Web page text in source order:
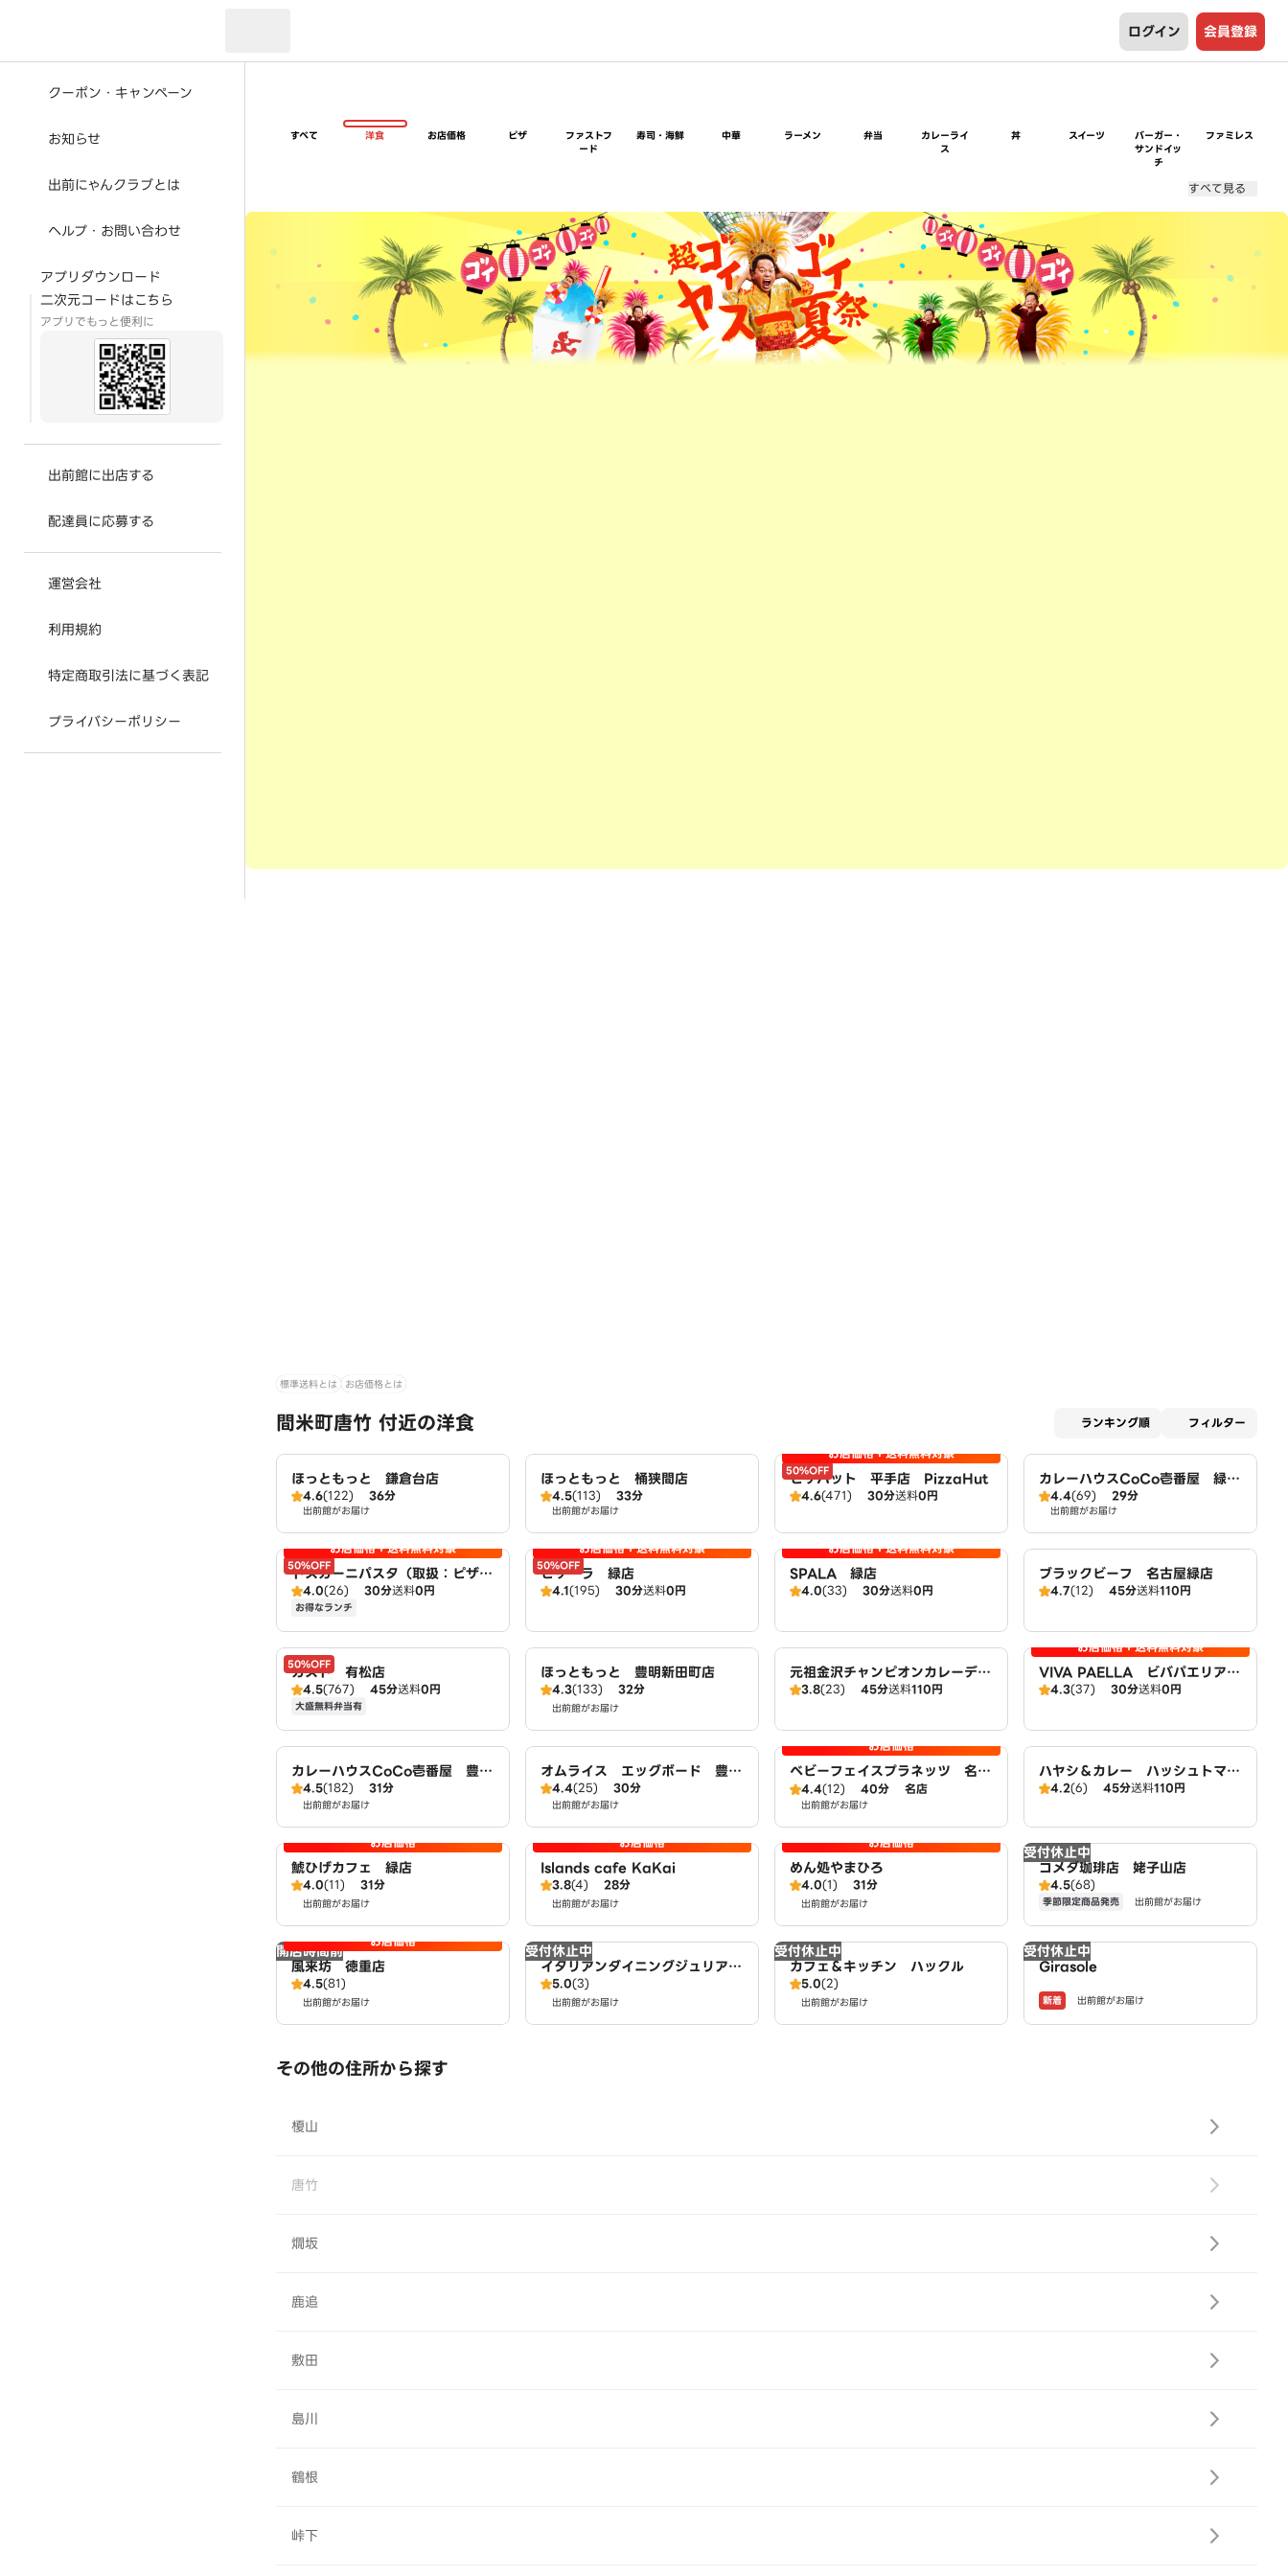
ログイン 会員登録
クーポン・キャンペーン
お知らせ
出前にゃんクラブとは
ヘルプ・お問い合わせ
アプリダウンロード
二次元コードはこちら
アプリでもっと便利に
出前館に出店する
配達員に応募する
運営会社
利用規約
特定商取引法に基づく表記
プライバシーポリシー
すべて 洋食 お店価格 ピザ
ファストフ
ード
寿司・海鮮 中華 ラーメン 弁当
カレーライ
ス
丼 スイーツ
バーガー・
サンドイッ
チ
ファミレス
すべて見る
超ゴイゴイヤスー夏祭
標準送料とは お店価格とは
間米町唐竹 付近の洋食 ランキング順 フィルター
ほっともっと 鎌倉台店
4.6(122) 36分
出前館がお届け
ほっともっと 桶狭間店
4.5(113) 33分
出前館がお届け
50%OFF
お店価格＋送料無料対象
ピザハット 平手店 PizzaHut
4.6(471) 30分送料0円
カレーハウスCoCo壱番屋 緑区
鴻仏目店（SD）
4.4(69) 29分
出前館がお届け
50%OFF
お店価格＋送料無料対象
トスカーニパスタ（取扱：ピザハ
ット平手店）
4.0(26) 30分送料0円
お得なランチ
50%OFF
お店価格＋送料無料対象
ピザーラ 緑店
4.1(195) 30分送料0円
お店価格＋送料無料対象
SPALA 緑店
4.0(33) 30分送料0円
ブラックビーフ 名古屋緑店
4.7(12) 45分送料110円
50%OFF
ガスト 有松店
4.5(767) 45分送料0円
大盛無料弁当有
ほっともっと 豊明新田町店
4.3(133) 32分
出前館がお届け
元祖金沢チャンピオンカレーデリ
バリー 名古屋緑店
3.8(23) 45分送料110円
お店価格＋送料無料対象
VIVA PAELLA ビバパエリア
緑店
4.3(37) 30分送料0円
カレーハウスCoCo壱番屋 豊明
国一店（SD）
4.5(182) 31分
出前館がお届け
オムライス エッグボード 豊明
店4.4(25) 30分
出前館がお届け
お店価格
ベビーフェイスプラネッツ 名古
屋緑店
4.4(12) 40分 名店
出前館がお届け
ハヤシ＆カレー ハッシュトマ
ト 名古屋緑店
4.2(6) 45分送料110円
お店価格
鯱ひげカフェ 緑店
4.0(11) 31分
出前館がお届け
お店価格
Islands cafe KaKai
3.8(4) 28分
出前館がお届け
お店価格
めん処やまひろ
4.0(1) 31分
出前館がお届け
受付休止中
コメダ珈琲店 姥子山店
4.5(68)
季節限定商品発売 出前館がお届け
開店時間前 お店価格
風来坊 徳重店
4.5(81)
出前館がお届け
受付休止中
イタリアンダイニングジュリアー
ノ5.0(3)
出前館がお届け
受付休止中
カフェ＆キッチン ハックル
5.0(2)
出前館がお届け
受付休止中
Girasole
新着 出前館がお届け
その他の住所から探す
榎山
唐竹
燗坂
鹿追
敷田
島川
鶴根
峠下